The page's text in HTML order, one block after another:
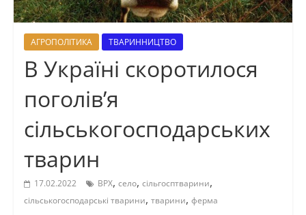
АГРОПОЛІТИКА ТВАРИННИЦТВО
В Україні скоротилося
поголів’я
сільськогосподарських
тварин
17.02.2022 ВРХ, село, сільгосптварини,
сільськогосподарські тварини, тварини, ферма